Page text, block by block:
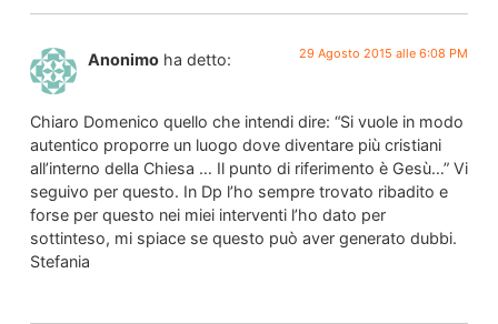
Anonimo ha detto: 29 Agosto 2015 alle 6:08 PM
Chiaro Domenico quello che intendi dire: “Si vuole in modo
autentico proporre un luogo dove diventare più cristiani
all’interno della Chiesa … Il punto di riferimento è Gesù…” Vi
seguivo per questo. In Dp l’ho sempre trovato ribadito e
forse per questo nei miei interventi l’ho dato per
sottinteso, mi spiace se questo può aver generato dubbi.
Stefania